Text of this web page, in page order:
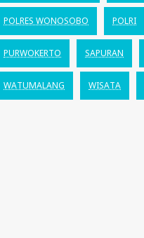
POLRES WONOSOBO POLRI
PURWOKERTO SAPURAN
WATUMALANG WISATA